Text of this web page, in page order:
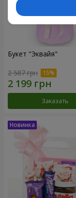
Букет "Эквайя"
2 587 грн
Заказать